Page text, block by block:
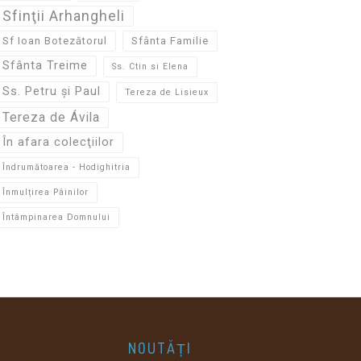
Sfinţii Arhangheli
Sf Ioan Botezătorul Sfânta Familie
Sfânta Treime Ss. Ctin si Elena
Ss. Petru și Paul Tereza de Lisieux
Tereza de Ávila
În afara colecţiilor
Îndrumătoarea - Hodighitria
Înmulțirea Pâinilor
Întâmpinarea Domnului
NOUTĂȚI